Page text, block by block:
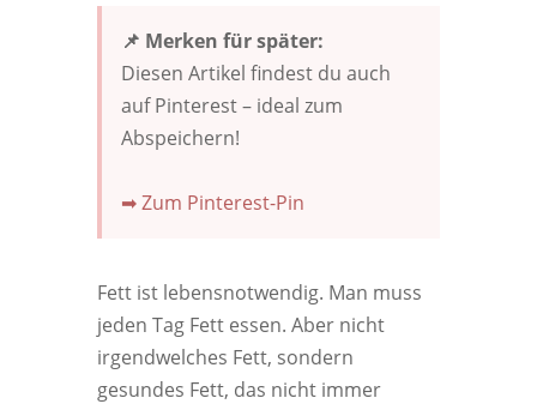
📌 Merken für später:
Diesen Artikel findest du auch
auf Pinterest – ideal zum
Abspeichern!
➡ Zum Pinterest-Pin
Fett ist lebensnotwendig. Man muss
jeden Tag Fett essen. Aber nicht
irgendwelches Fett, sondern
gesundes Fett, das nicht immer